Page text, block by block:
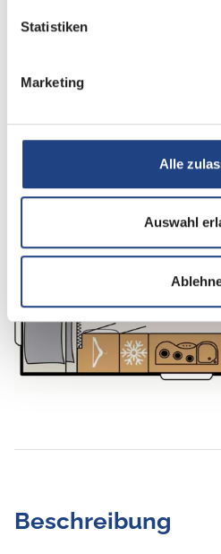
Statistiken
Marketing
Alle
Auswahl
Tag
Beschreibung